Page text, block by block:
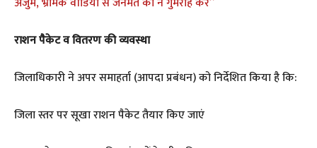
राशन पैकेट व वितरण की व्यवस्था
जिलाधिकारी ने अपर समाहर्ता (आपदा प्रबंधन) को निर्देशित किया है कि:
जिला स्तर पर सूखा राशन पैकेट तैयार किए जाएं